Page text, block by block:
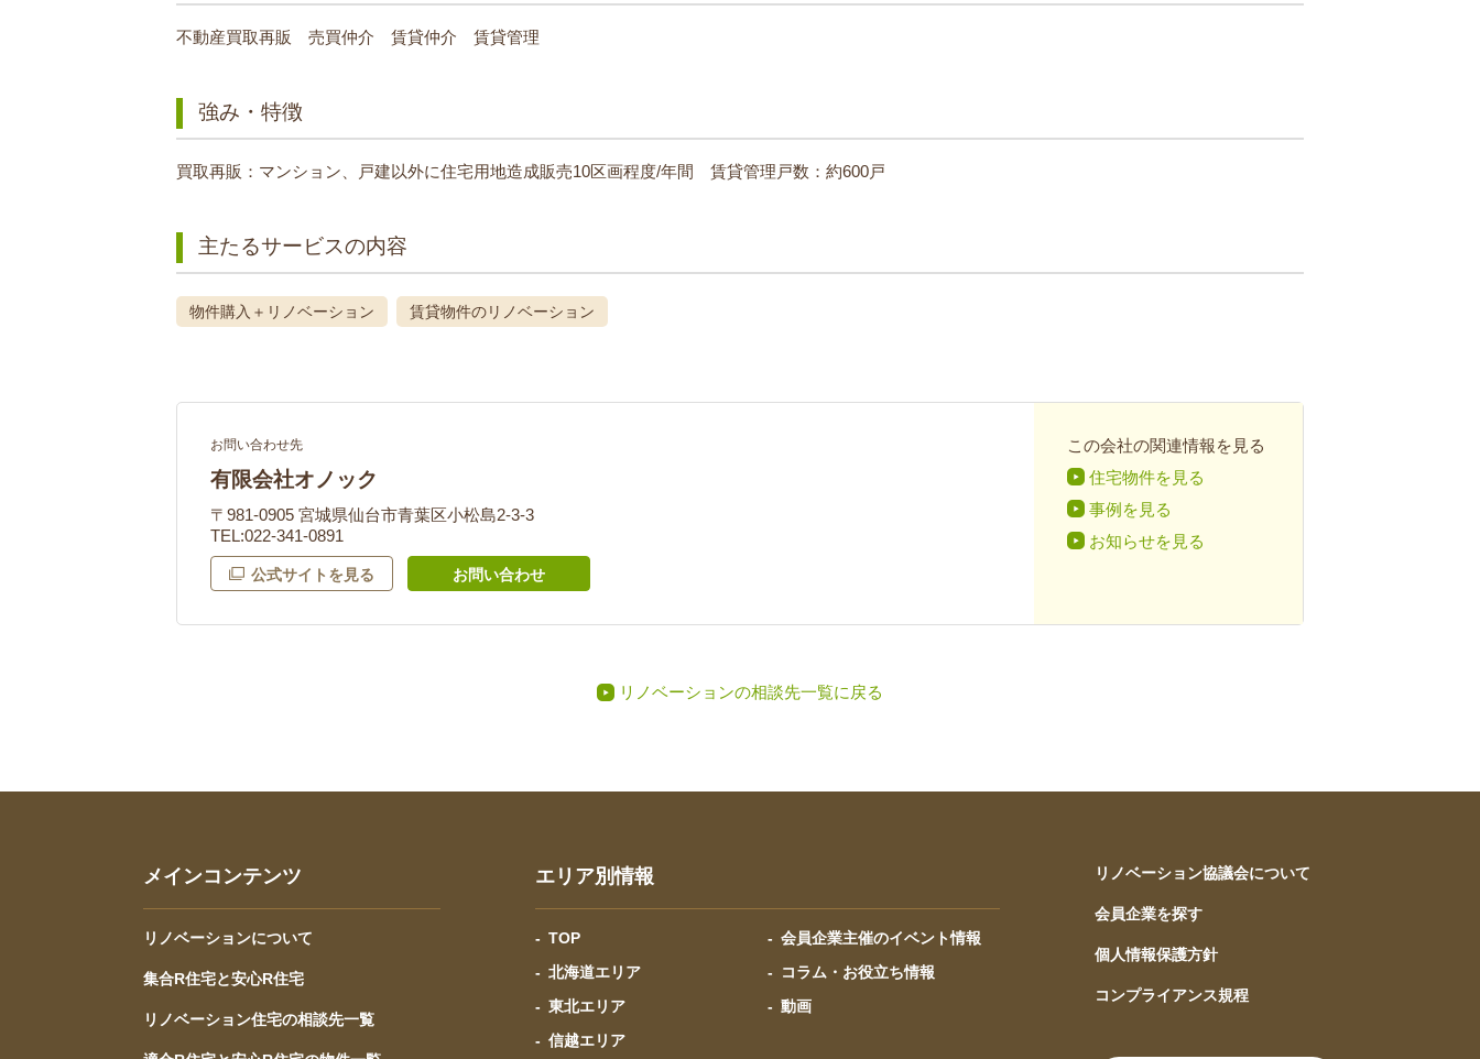
不動産買取再販 売買仲介 賃貸仲介 賃貸管理
強み・特徴
買取再販：マンション、戸建以外に住宅用地造成販売10区画程度/年間 賃貸管理戸数：約600戸
主たるサービスの内容
物件購入＋リノベーション 賃貸物件のリノベーション
お問い合わせ先
有限会社オノック
〒981-0905 宮城県仙台市青葉区小松島2-3-3
TEL:022-341-0891
公式サイトを見る お問い合わせ
この会社の関連情報を見る
住宅物件を見る
事例を見る
お知らせを見る
リノベーションの相談先一覧に戻る
メインコンテンツ
リノベーションについて
集合R住宅と安心R住宅
リノベーション住宅の相談先一覧
エリア別情報
TOP
北海道エリア
東北エリア
信越エリア
会員企業主催のイベント情報
コラム・お役立ち情報
動画
リノベーション協議会について
会員企業を探す
個人情報保護方針
コンプライアンス規程